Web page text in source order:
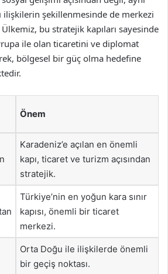
ilişkilerin şekillenmesinde de merkezi
bu stratejik kapıları sayesinde
ile olan ticaretini ve diplomat
bölgesel bir güç olma hedefine
Önem
Karadeniz’e açılan en önemli
kapı, ticaret ve turizm açısından
stratejik.
Türkiye’nin en yoğun kara sınır
kapısı, önemli bir ticaret
merkezi.
Orta Doğu ile ilişkilerde önemli
bir geçiş noktası.